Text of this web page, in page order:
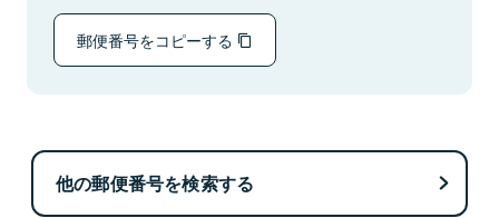
郵便番号をコピーする
他の郵便番号を検索する